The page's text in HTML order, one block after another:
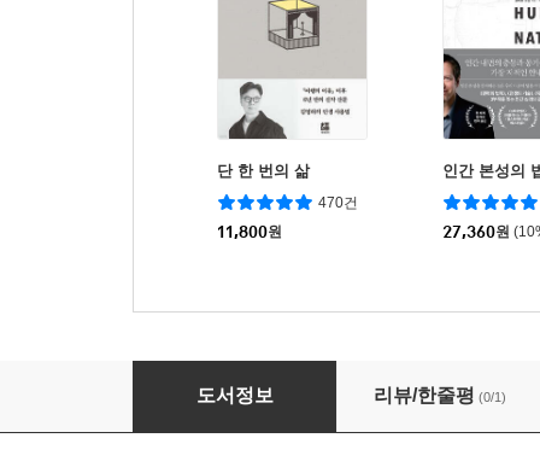
단 한 번의 삶
470건
11,800원
인간 본성의
27,360원
감정, 관계, 문화
도서정보 리뷰/한줄평 (0/1)